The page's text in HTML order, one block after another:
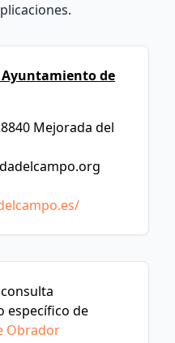
de
Mejorada del
específico de
Obrador